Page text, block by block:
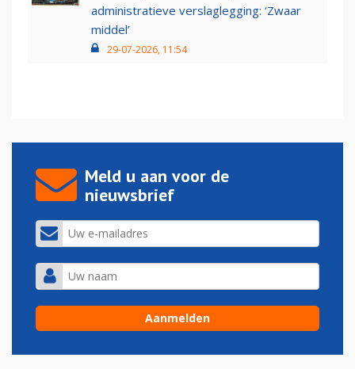
administratieve verslaglegging: ‘Zwaar
middel’
29-07-2026, 11:54
Meld u aan voor de
nieuwsbrief